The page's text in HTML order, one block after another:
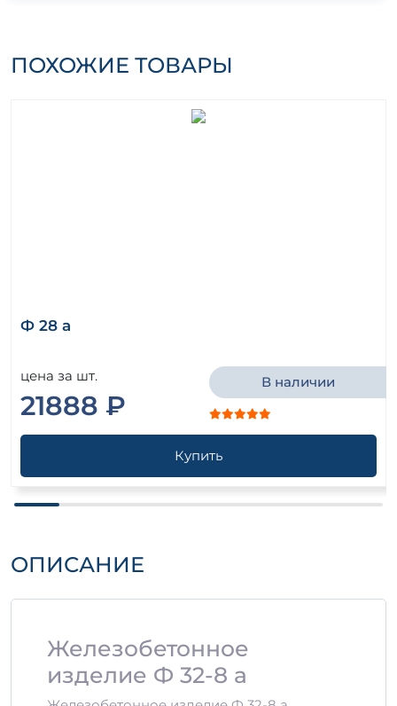
ПОХОЖИЕ ТОВАРЫ
Ф 28 а
цена за шт.
21888 ₽
В наличии
Купить
ОПИСАНИЕ
Железобетонное
изделие Ф 32-8 а